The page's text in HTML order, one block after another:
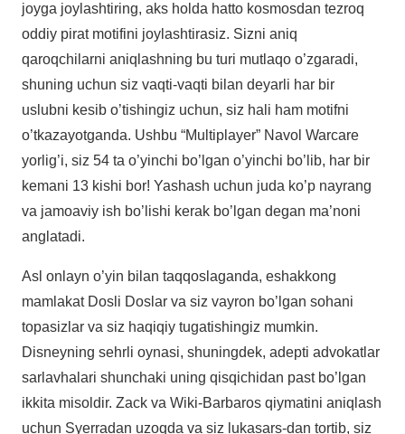
joyga joylashtiring, aks holda hatto kosmosdan tezroq
oddiy pirat motifini joylashtirasiz. Sizni aniq
qaroqchilarni aniqlashning bu turi mutlaqo o’zgaradi,
shuning uchun siz vaqti-vaqti bilan deyarli har bir
uslubni kesib o’tishingiz uchun, siz hali ham motifni
o’tkazayotganda. Ushbu “Multiplayer” Navol Warcare
yorlig’i, siz 54 ta o’yinchi bo’lgan o’yinchi bo’lib, har bir
kemani 13 kishi bor! Yashash uchun juda ko’p nayrang
va jamoaviy ish bo’lishi kerak bo’lgan degan ma’noni
anglatadi.
Asl onlayn o’yin bilan taqqoslaganda, eshakkong
mamlakat Dosli Doslar va siz vayron bo’lgan sohani
topasizlar va siz haqiqiy tugatishingiz mumkin.
Disneyning sehrli oynasi, shuningdek, adepti advokatlar
sarlavhalari shunchaki uning qisqichidan past bo’lgan
ikkita misoldir. Zack va Wiki-Barbaros qiymatini aniqlash
uchun Syerradan uzoqda va siz lukasars-dan tortib, siz